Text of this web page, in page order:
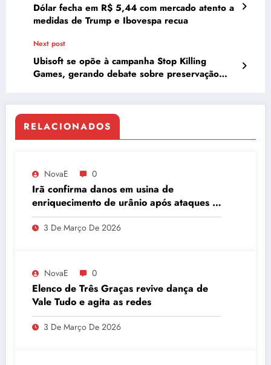
Dólar fecha em R$ 5,44 com mercado atento a
medidas de Trump e Ibovespa recua
Next post
Ubisoft se opõe à campanha Stop Killing
Games, gerando debate sobre preservação
RELACIONADOS
NovaE 0
Irã confirma danos em usina de
enriquecimento de urânio após ataques e
embaixador evita detalhes sobre
quantidade de urânio enriquecido
3 De Março De 2026
NovaE 0
Elenco de Três Graças revive dança de
Vale Tudo e agita as redes
3 De Março De 2026